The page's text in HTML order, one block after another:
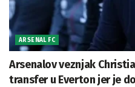
ARSENAL FC
Arsenalov veznjak
transfer u Everton jer je